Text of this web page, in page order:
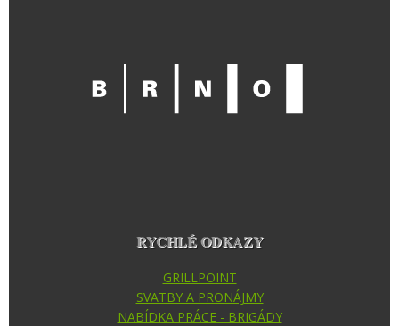
RYCHLÉ ODKAZY
GRILLPOINT
SVATBY A PRONÁJMY
NABÍDKA PRÁCE - BRIGÁDY